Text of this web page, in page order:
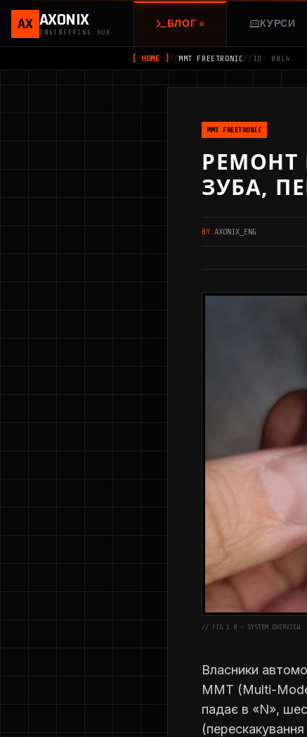
AX AXONIX
ENGINEERING HUB
БЛОГ КУРСИ
[ HOME ] // MMT FREETRONIC// ID: 0014
MMT FREETRONIC
РЕМОНТ
ЗУБА,
BY:AXONIX_ENG
// FIG 1.0 - SYSTEM OVERVIEW
Власники
MMT (Multi-
падає в «N»,